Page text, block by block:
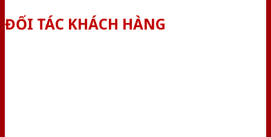
ĐỐI TÁC KHÁCH HÀNG